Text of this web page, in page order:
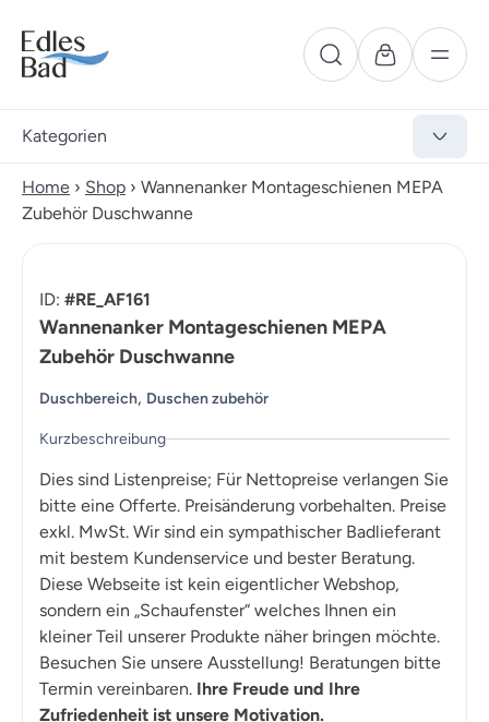
Kategorien
Home › Shop › Wannenanker Montageschienen MEPA
Zubehör Duschwanne
ID: #RE_AF161
Wannenanker Montageschienen MEPA
Zubehör Duschwanne
Duschbereich, Duschen zubehör
Kurzbeschreibung
Dies sind Listenpreise; Für Nettopreise verlangen Sie
bitte eine Offerte. Preisänderung vorbehalten. Preise
exkl. MwSt. Wir sind ein sympathischer Badlieferant
mit bestem Kundenservice und bester Beratung.
Diese Webseite ist kein eigentlicher Webshop,
sondern ein „Schaufenster“ welches Ihnen ein
kleiner Teil unserer Produkte näher bringen möchte.
Besuchen Sie unsere Ausstellung! Beratungen bitte
Termin vereinbaren. Ihre Freude und Ihre
Zufriedenheit ist unsere Motivation.